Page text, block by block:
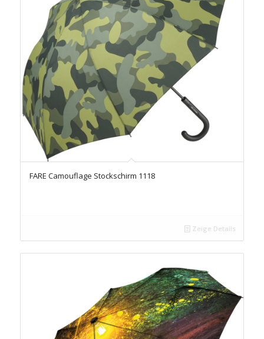
FARE Camouflage Stockschirm 1118
Zeige Details